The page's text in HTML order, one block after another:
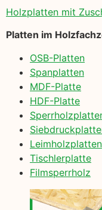
Holzplatten mit
Platten im
OSB-Platten
Spanplatten
MDF-Platte
HDF-Platte
Leimholzplatten
Tischlerplatte
Filmsperrholz